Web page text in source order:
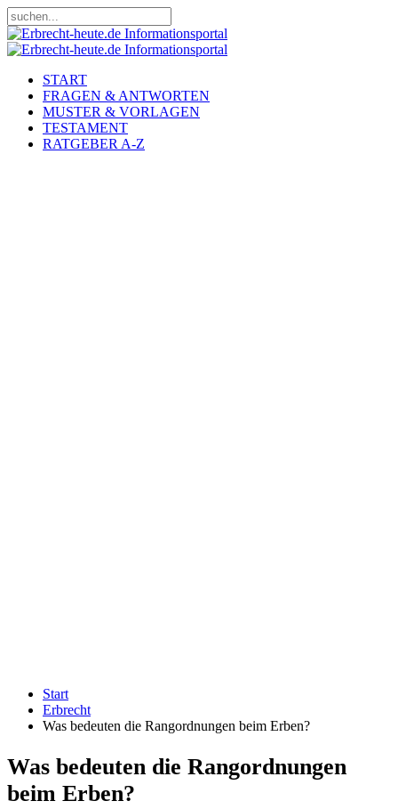
START
FRAGEN & ANTWORTEN
MUSTER & VORLAGEN
TESTAMENT
RATGEBER A-Z
Start
Erbrecht
Was bedeuten die Rangordnungen beim Erben?
Was bedeuten die Rangordnungen
beim Erben?